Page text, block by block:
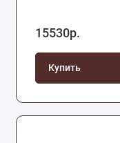
15530р.
Купить